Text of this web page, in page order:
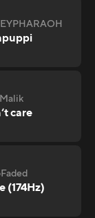
care
(174Hz)